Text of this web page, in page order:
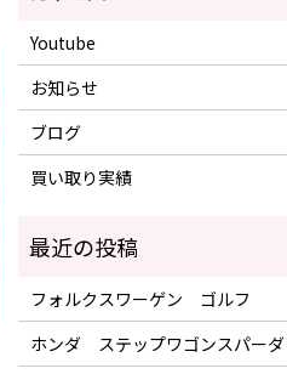
Youtube
お知らせ
ブログ
買い取り実績
フォルクスワーゲン ゴルフ
ホンダ ステップワゴンスパーダ